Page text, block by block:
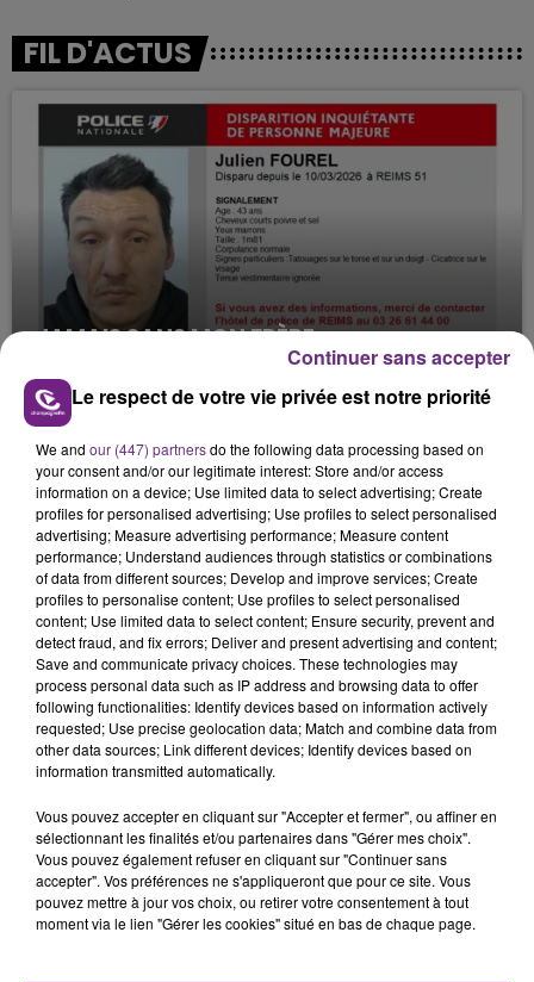
FIL D'ACTUS
JAMAIS SANS MON FRÈRE
Julien Fourel n'a plus donné signé de vie depuis 5
mois. Sa sœur poursuit ses recherches pour le
retrouver.
LA CENTRALE NUCLÉAIRE DE CHOOZ
TOUJOURS À L'ARRÊT
Cela fait déjà une semaine que la centrale
nucléaire ardennaise est à l'arrêt. Une situation
justifiée par la sécheresse intense qui est toujours
présente.
TITRES DIFFUSÉS
13h43
13h43 13h39
13h39
Le respect de votre vie privée est notre priorité
We and our (447) partnersdo the following data processing based on
your consent and/or our legitimate interest: Store and/or access
information on a device; Use limited data to select advertising; Create
profiles for personalised advertising; Use profiles to select personalised
advertising; Measure advertising performance; Measure content
performance; Understand audiences through statistics or combinations
of data from different sources; Develop and improve services; Create
profiles to personalise content; Use profiles to select personalised
content; Use limited data to select content; Ensure security, prevent and
detect fraud, and fix errors; Deliver and present advertising and content;
Save and communicate privacy choices. These technologies may
process personal data such as IP address and browsing data to offer
following functionalities: Identify devices based on information actively
requested; Use precise geolocation data; Match and combine data from
other data sources; Link different devices; Identify devices based on
information transmitted automatically.
Vous pouvez accepter en cliquant sur "Accepter et fermer", ou affiner en
sélectionnant les finalités et/ou partenaires dans "Gérer mes choix".
Vous pouvez également refuser en cliquant sur "Continuer sans
accepter". Vos préférences ne s'appliqueront que pour ce site. Vous
pouvez mettre à jour vos choix, ou retirer votre consentement à tout
moment via le lien "Gérer les cookies" situé en bas de chaque page.
Continuer sans accepter